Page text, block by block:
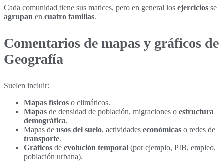
Cada comunidad tiene sus matices, pero en general los ejercicios se
agrupan en cuatro familias.
Comentarios de mapas y gráficos de
Geografía
Suelen incluir:
Mapas físicos o climáticos.
Mapas de densidad de población, migraciones o estructura
demográfica.
Mapas de usos del suelo, actividades económicas o redes de
transporte.
Gráficos de evolución temporal (por ejemplo, PIB, empleo,
población urbana).